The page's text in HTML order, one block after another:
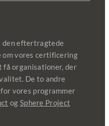
den eftertragtede
om vores certificering
få organisationer, der
De to andre
vores programmer
og Sphere Project